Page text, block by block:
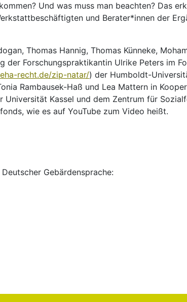
Und was muss man beachten? Das
und Berater*innen der
Thomas Hannig, Thomas Künneke,
der Forschungspraktikantin Ulrike Peters im
recht.de/zip-natar/) der Humboldt-
Rambausek-Haß und Lea Mattern in
Kassel und dem Zentrum für
wie es auf YouTube zum Video heißt.
Gebärdensprache:
Sprache